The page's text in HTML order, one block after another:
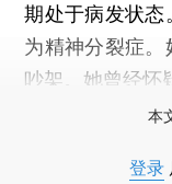
期处于病发状
为精神分裂症
吵架。她曾经怀
本
登录